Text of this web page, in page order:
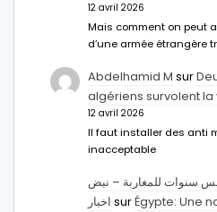
12 avril 2026
Mais comment on peut
d’une armée étrangère
Abdelhamid M sur
algériens survolent
12 avril 2026
Il faut installer des anti
inacceptable
سنوات للمغاربة – نبض
اخبار surÉgypte: Une